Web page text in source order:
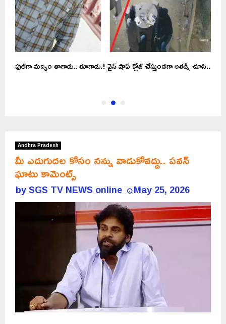
ఫుల్‌గా మద్యం తాగాడు.. తూగాడు.! వైన్ షాప్ క్లోజ్ చేస్తుండగా అతడ్ని చూసి..
Andhra Pradesh
మీ ఎదుగుదల కోసం నన్ను వాడుకోవద్దు.. పవన్‌
ఘాటు కామెంట్స్
bySGS TV NEWS online May 25, 2026